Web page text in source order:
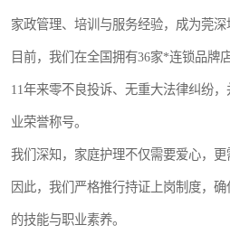
家政管理、培训与服务经验，成为莞深
目前，我们在全国拥有36家*连锁品牌
11年来零不良投诉、无重大法律纠纷
业荣誉称号。
我们深知，家庭护理不仅需要爱心，更
因此，我们严格推行持证上岗制度，
的技能与职业素养。